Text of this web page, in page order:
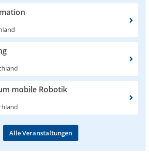
mobile Robotik
Alle Veranstaltungen